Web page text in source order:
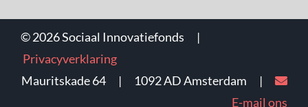
©2026 Sociaal Innovatiefonds |
Privacyverklaring
Mauritskade 64 | 1092 AD Amsterdam |
E-mail ons